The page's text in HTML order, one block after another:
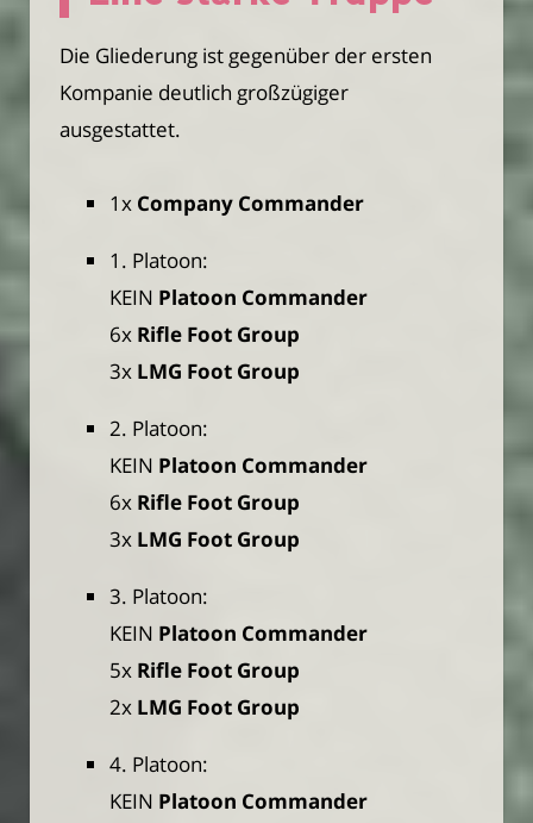
Die Gliederung ist gegenüber der ersten
Kompanie deutlich großzügiger
ausgestattet.
1x Company Commander
1. Platoon:
KEIN Platoon Commander
6x Rifle Foot Group
3x LMG Foot Group
2. Platoon:
KEIN Platoon Commander
6x Rifle Foot Group
3x LMG Foot Group
3. Platoon:
KEIN Platoon Commander
5x Rifle Foot Group
2x LMG Foot Group
4. Platoon:
KEIN Platoon Commander